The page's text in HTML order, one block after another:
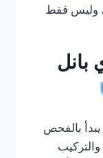
وليس فقط
بالفحص
والتركيب